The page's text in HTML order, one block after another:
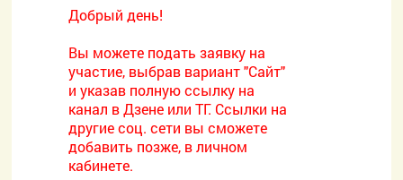
Добрый день!
Вы можете подать заявку на
участие, выбрав вариант "Сайт"
и указав полную ссылку на
канал в Дзене или ТГ. Ссылки на
другие соц. сети вы сможете
добавить позже, в личном
кабинете.